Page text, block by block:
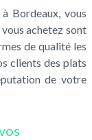
Bordeaux, vous
achetez sont
de qualité les
clients des plats
de votre